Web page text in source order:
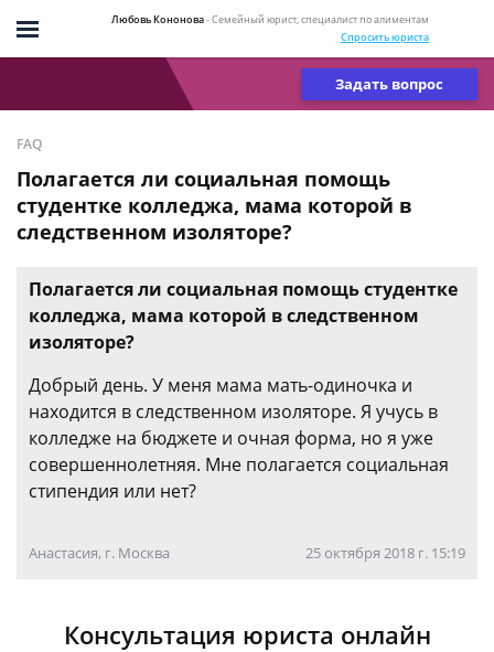
Любовь Кононова- Семейный юрист, специалист по алиментам
Спросить юриста
Задать вопрос
FAQ
Полагается ли социальная помощь
студентке колледжа, мама которой в
следственном изоляторе?
Полагается ли социальная помощь студентке
колледжа, мама которой в следственном
изоляторе?
Добрый день. У меня мама мать-одиночка и
находится в следственном изоляторе. Я учусь в
колледже на бюджете и очная форма, но я уже
совершеннолетняя. Мне полагается социальная
стипендия или нет?
Анастасия, г. Москва 25 октября 2018 г. 15:19
Консультация юриста онлайн